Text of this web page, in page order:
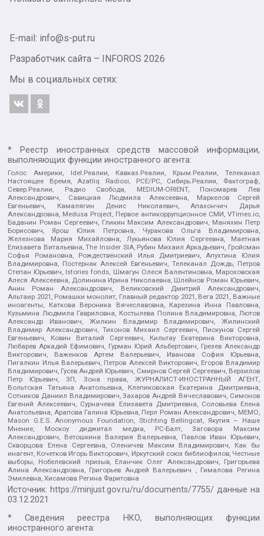
E-mail: info@s-put.ru
Разработчик сайта –
INFOROS 2026
Мы в социальных сетях:
* Реестр иностранных средств массовой информации,
выполняющих функции иностранного агента:
Голос Америки, Idel.Реалии, Кавказ.Реалии, Крым.Реалии, Телеканал
Настоящее Время, Azatliq Radiosi, PCE/PC, Сибирь.Реалии, Фактограф,
Север.Реалии, Радио Свобода, MEDIUM-ORIENT, Пономарев Лев
Александрович, Савицкая Людмила Алексеевна, Маркелов Сергей
Евгеньевич, Камалягин Денис Николаевич, Апахончич Дарья
Александровна, Medusa Project, Первое антикоррупционное СМИ, VTimes.io,
Баданин Роман Сергеевич, Гликин Максим Александрович, Маняхин Петр
Борисович, Ярош Юлия Петровна, Чуракова Ольга Владимировна,
Железнова Мария Михайловна, Лукьянова Юлия Сергеевна, Маетная
Елизавета Витальевна, The Insider SIA, Рубин Михаил Аркадьевич, Гройсман
Софья Романовна, Рождественский Илья Дмитриевич, Апухтина Юлия
Владимировна, Постернак Алексей Евгеньевич, Телеканал Дождь, Петров
Степан Юрьевич, Istories fonds, Шмагун Олеся Валентиновна, Мароховская
Алеся Алексеевна, Долинина Ирина Николаевна, Шлейнов Роман Юрьевич,
Анин Роман Александрович, Великовский Дмитрий Александрович,
Альтаир 2021, Ромашки монолит, Главный редактор 2021, Вега 2021, Важные
иноагенты, Каткова Вероника Вячеславовна, Карезина Инна Павловна,
Кузьмина Людмила Гавриловна, Костылева Полина Владимировна, Лютов
Александр Иванович, Жилкин Владимир Владимирович, Жилинский
Владимир Александрович, Тихонов Михаил Сергеевич, Пискунов Сергей
Евгеньевич, Ковин Виталий Сергеевич, Кильтау Екатерина Викторовна,
Любарев Аркадий Ефимович, Гурман Юрий Альбертович, Грезев Александр
Викторович, Важенков Артем Валерьевич, Иванова София Юрьевна,
Пигалкин Илья Валерьевич, Петров Алексей Викторович, Егоров Владимир
Владимирович, Гусев Андрей Юрьевич, Смирнов Сергей Сергеевич, Верзилов
Петр Юрьевич, ЗП, Зона права, ЖУРНАЛИСТ-ИНОСТРАННЫЙ АГЕНТ,
Вольтская Татьяна Анатольевна, Клепиковская Екатерина Дмитриевна,
Сотников Даниил Владимирович, Захаров Андрей Вячеславович, Симонов
Евгений Алексеевич, Сурначева Елизавета Дмитриевна, Соловьева Елена
Анатольевна, Арапова Галина Юрьевна, Перл Роман Александрович, МЕМО,
Mason G.E.S. Anonymous Foundation, Stichting Bellingcat, Якутия – Наше
Мнение, Москоу диджитал медиа, РС-Балт, Заговора Максим
Александрович, Ветошкина Валерия Валерьевна, Павлов Иван Юрьевич,
Скворцова Елена Сергеевна, Оленичев Максим Владимирович, Как бы
инагент, Кочетков Игорь Викторович, Иркутский союз библиофилов, Честные
выборы, Нобелевский призыв, Еланчик Олег Александрович, Григорьева
Алина Александровна, Григорьев Андрей Валерьевич , Гималова Регина
Эмилевна, Хисамова Регина Фаритовна
Источник: https://minjust.gov.ru/ru/documents/7755/ данные на
03.12.2021
* Сведения реестра НКО, выполняющих функции
иностранного агента: